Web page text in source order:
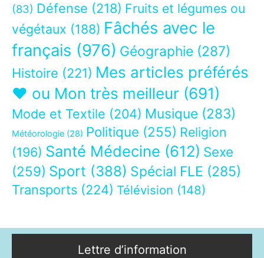
(83) Défense (218) Fruits et légumes ou
végétaux (188) Fâchés avec le
français (976) Géographie (287)
Histoire (221) Mes articles préférés
❤ ou Mon très meilleur (691)
Mode et Textile (204) Musique (283)
Météorologie (28) Politique (255) Religion
(196) Santé Médecine (612) Sexe
(259) Sport (388) Spécial FLE (285)
Transports (224) Télévision (148)
Lettre d’information